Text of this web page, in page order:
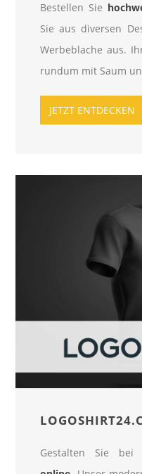
Bestellen Sie
Sie aus diversen
Werbeblache aus.
rundum mit Saum
JETZT ENTDECKEN
Gestalten Sie bei